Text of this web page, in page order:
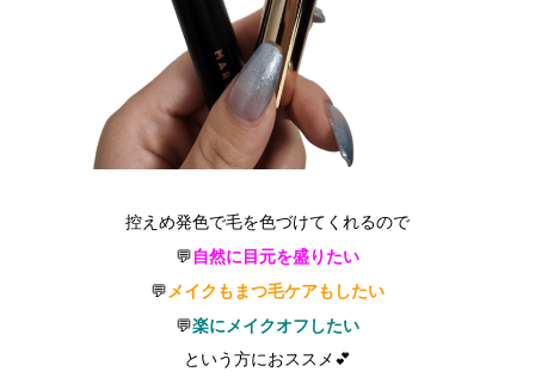
控えめ発色で毛を色づけてくれるので
💬 自然に目元を盛りたい
💬メイクもまつ毛ケアもしたい
💬楽にメイクオフしたい
という方におススメ💕